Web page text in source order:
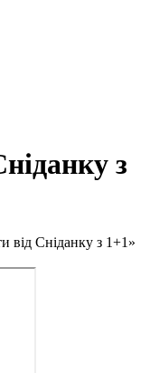
з
від Сніданку з 1+1»